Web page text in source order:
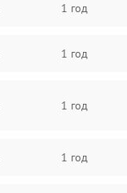
1 год
1 год
1 год
1 год